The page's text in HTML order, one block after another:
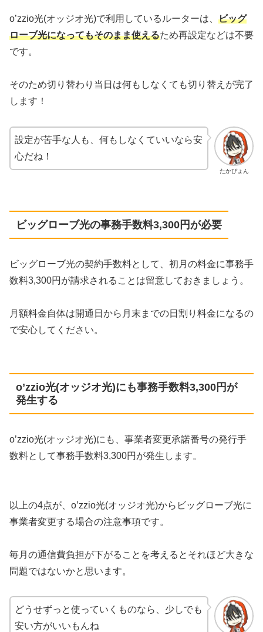
o’zzio光(オッジオ光)で利用しているルーターは、 ビッグ
ローブ光になってもそのまま使えるため再設定などは不要
です。
そのため切り替わり当日は何もしなくても切り替えが完了
します！
たかぴょん
設定が苦手な人も、何もしなくていいなら安
心だね！
ビッグローブ光の事務手数料3,300円が必要
ビッグローブ光の契約手数料として、初月の料金に事務手
数料3,300円が請求されることは留意しておきましょう。
月額料金自体は開通日から月末までの日割り料金になるの
で安心してください。
o’zzio光(オッジオ光)にも事務手数料3,300円が
発生する
o’zzio光(オッジオ光)にも、事業者変更承諾番号の発行手
数料として事務手数料3,300円が発生します。
以上の4点が、o’zzio光(オッジオ光)からビッグローブ光に
事業者変更する場合の注意事項です。
毎月の通信費負担が下がることを考えるとそれほど大きな
問題ではないかと思います。
どうせずっと使っていくものなら、少しでも
安い方がいいもんね